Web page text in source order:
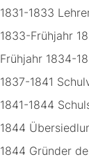
1831-1833
1833-Frühjahr
Frühjahr 1834-
1837-1841
1841-1844
1844
1844 Gründer